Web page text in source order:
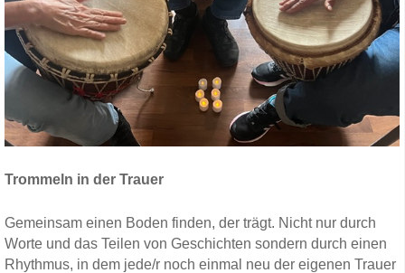
Trommeln in der Trauer
Gemeinsam einen Boden finden, der trägt. Nicht nur durch
Worte und das Teilen von Geschichten sondern durch einen
Rhythmus, in dem jede/r noch einmal neu der eigenen Trauer